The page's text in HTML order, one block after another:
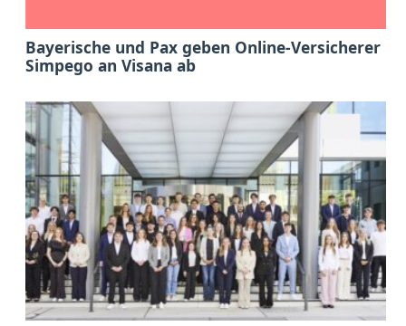
Bayerische und Pax geben Online-Versicherer
Simpego an Visana ab